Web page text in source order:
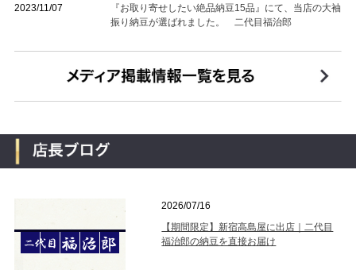
2023/11/07
『お取り寄せしたい絶品納豆15品』にて、当店の大袖
振り納豆が選ばれました。 二代目福治郎
2026/07/16
【期間限定】新宿高島屋に出店｜二代目
福治郎の納豆を直接お届け